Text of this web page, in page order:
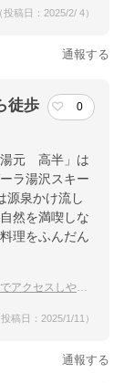
稿日：2025/2/ 4）
通報する
徒歩
0
湯元 高半」は
ラ湯沢スキー
源泉かけ流し
然を満喫しな
理をふんだん
やすいおすすめの宿
稿日：2025/1/11）
通報する